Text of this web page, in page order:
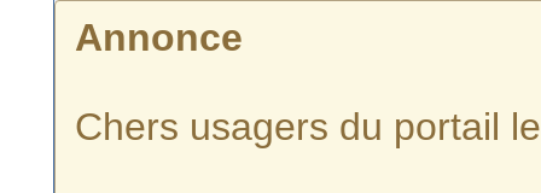
Annonce
Chers usagers du portail